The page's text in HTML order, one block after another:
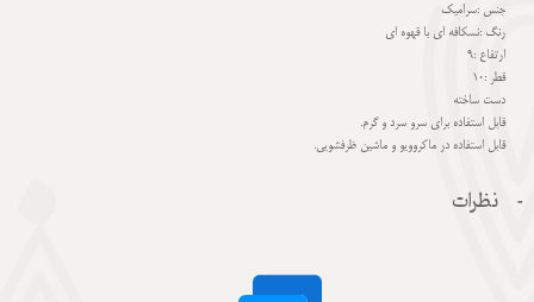
جنس :سرامیک
رنگ :نسکافه ای با قهوه ای
ارتفاع :9
قطر :10
دست ساخته
قابل استفاده برای سرو سرد و گرم.
قابل استفاده در ماکروویو و ماشین ظرفشویی.
نظرات